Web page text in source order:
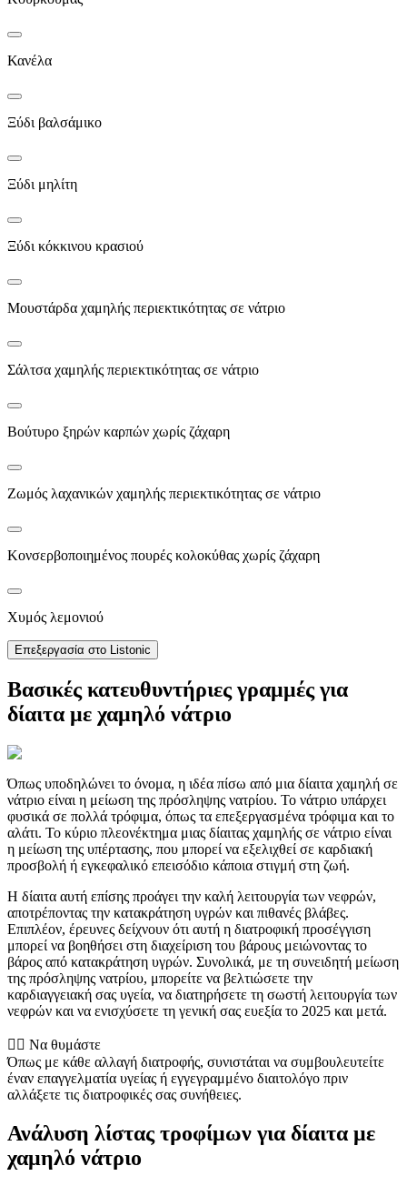
Κανέλα
Ξύδι βαλσάμικο
Ξύδι μηλίτη
Ξύδι κόκκινου κρασιού
Μουστάρδα χαμηλής περιεκτικότητας σε νάτριο
Σάλτσα χαμηλής περιεκτικότητας σε νάτριο
Βούτυρο ξηρών καρπών χωρίς ζάχαρη
Ζωμός λαχανικών χαμηλής περιεκτικότητας σε νάτριο
Κονσερβοποιημένος πουρές κολοκύθας χωρίς ζάχαρη
Χυμός λεμονιού
Επεξεργασία στο Listonic
Βασικές κατευθυντήριες γραμμές για
δίαιτα με χαμηλό νάτριο
Όπως υποδηλώνει το όνομα, η ιδέα πίσω από μια δίαιτα χαμηλή σε
νάτριο είναι η μείωση της πρόσληψης νατρίου. Το νάτριο υπάρχει
φυσικά σε πολλά τρόφιμα, όπως τα επεξεργασμένα τρόφιμα και το
αλάτι. Το κύριο πλεονέκτημα μιας δίαιτας χαμηλής σε νάτριο είναι
η μείωση της υπέρτασης, που μπορεί να εξελιχθεί σε καρδιακή
προσβολή ή εγκεφαλικό επεισόδιο κάποια στιγμή στη ζωή.
Η δίαιτα αυτή επίσης προάγει την καλή λειτουργία των νεφρών,
αποτρέποντας την κατακράτηση υγρών και πιθανές βλάβες.
Επιπλέον, έρευνες δείχνουν ότι αυτή η διατροφική προσέγγιση
μπορεί να βοηθήσει στη διαχείριση του βάρους μειώνοντας το
βάρος από κατακράτηση υγρών. Συνολικά, με τη συνειδητή μείωση
της πρόσληψης νατρίου, μπορείτε να βελτιώσετε την
καρδιαγγειακή σας υγεία, να διατηρήσετε τη σωστή λειτουργία των
νεφρών και να ενισχύσετε τη γενική σας ευεξία το 2025 και μετά.
👨‍⚕️️ Να θυμάστε
Όπως με κάθε αλλαγή διατροφής, συνιστάται να συμβουλευτείτε
έναν επαγγελματία υγείας ή εγγεγραμμένο διαιτολόγο πριν
αλλάξετε τις διατροφικές σας συνήθειες.
Ανάλυση λίστας τροφίμων για δίαιτα με
χαμηλό νάτριο